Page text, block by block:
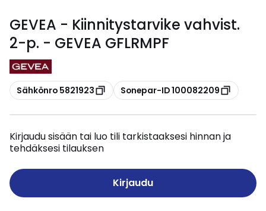
GEVEA - Kiinnitystarvike vahvist.
2-p. - GEVEA GFLRMPF
Kopioi
Sähkönro 5821923 Kopioi
Sonepar-ID 100082209
Kirjaudu sisään tai luo tili tarkistaaksesi hinnan ja
tehdäksesi tilauksen
Kirjaudu